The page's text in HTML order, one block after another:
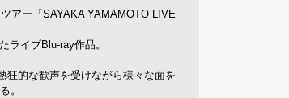
アー『SAYAKA YAMAMOTO LIVE
ライブBlu-ray作品。
狂的な歓声を受けながら様々な面を
。